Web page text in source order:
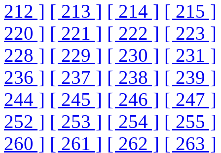
212 ] [ 213 ] [ 214 ] [ 215 ]
220 ] [ 221 ] [ 222 ] [ 223 ]
228 ] [ 229 ] [ 230 ] [ 231 ]
236 ] [ 237 ] [ 238 ] [ 239 ]
244 ] [ 245 ] [ 246 ] [ 247 ]
252 ] [ 253 ] [ 254 ] [ 255 ]
260 ] [ 261 ] [ 262 ] [ 263 ]